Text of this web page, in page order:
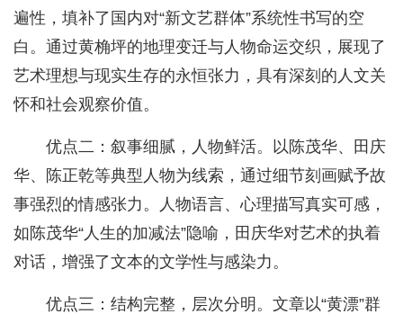
遍性，填补了国内对“新文艺群体”系统性书写的空
白。通过黄桷坪的地理变迁与人物命运交织，展现了
艺术理想与现实生存的永恒张力，具有深刻的人文关
怀和社会观察价值。
优点二：叙事细腻，人物鲜活。以陈茂华、田庆
华、陈正乾等典型人物为线索，通过细节刻画赋予故
事强烈的情感张力。人物语言、心理描写真实可感，
如陈茂华“人生的加减法”隐喻，田庆华对艺术的执着
对话，增强了文本的文学性与感染力。
优点三：结构完整，层次分明。文章以“黄漂”群